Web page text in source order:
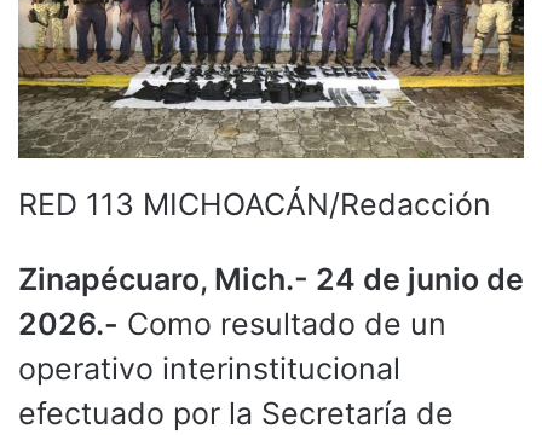
RED 113 MICHOACÁN/Redacción
Zinapécuaro, Mich.- 24 de junio de
2026.- Como resultado de un
operativo interinstitucional
efectuado por la Secretaría de